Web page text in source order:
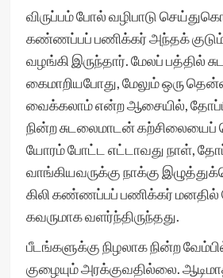
விருப்பம் போல் வழிபாடு
கண்ணப்பப் பணிக்கர் அந்தக்
வழங்கி இருந்தார். மேலப் பத்தில்
கைமாறியபோது, மேலும் ஒரு
வைக்கலாம் என்ற ஆசையில்,
நின்ற சுடலைமாடன் கற்சிலையைப்
யோரம் போட்ட எட்டாவது நாள்,
வாங்கியவருக்கு நாக்கு
கிலி கண்ணப்பப் பணிக்கர் மனதில்
கவருமாக வளர்ந்திருந்தது.
பீடங்களுக்கு நிழலாக நின்ற
குழையும் அரக்குவதில்லை.